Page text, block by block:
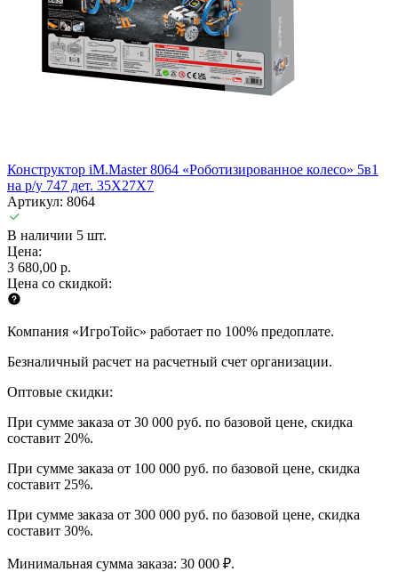
Конструктор iM.Master 8064 «Роботизированное колесо» 5в1
на р/у 747 дет. 35X27X7
Артикул: 8064
В наличии 5 шт.
Цена:
3 680,00 р.
Цена со скидкой:
Компания «ИгроТойс» работает по 100% предоплате.
Безналичный расчет на расчетный счет организации.
Оптовые скидки:
При сумме заказа от 30 000 руб. по базовой цене, скидка
составит 20%.
При сумме заказа от 100 000 руб. по базовой цене, скидка
составит 25%.
При сумме заказа от 300 000 руб. по базовой цене, скидка
составит 30%.
Минимальная сумма заказа: 30 000 ₽.